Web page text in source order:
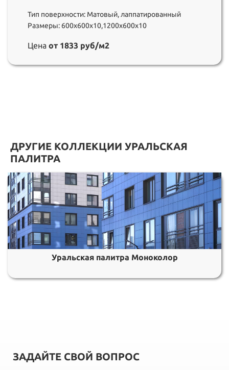
Тип поверхности: Матовый, лаппатированный
Размеры: 600х600х10,1200х600х10
Цена от 1833 руб/м2
ДРУГИЕ КОЛЛЕКЦИИ УРАЛЬСКАЯ
ПАЛИТРА
Уральская палитра Моноколор
ЗАДАЙТЕ СВОЙ ВОПРОС